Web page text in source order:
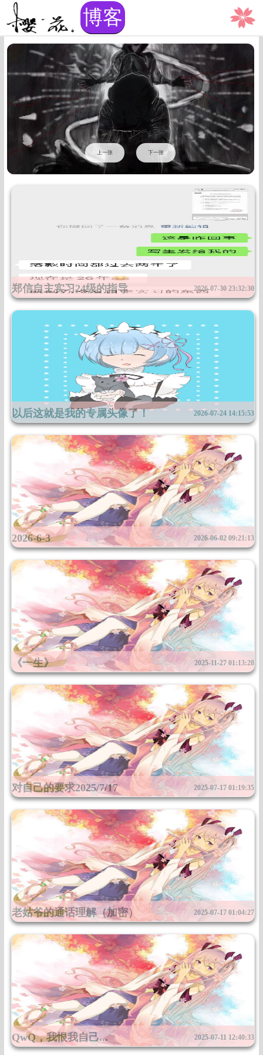
博客
上一张 下一张
郑信自主实习24级的指导 2026-07-30 23:32:30
以后这就是我的专属头像了！ 2026-07-24 14:15:53
2026-6-3 2026-06-02 09:21:13
2u6839462uu921692uur62662330u4462u683...
《一生》 2025-11-27 01:13:28
对自己的要求2025/7/17 2025-07-17 01:19:35
老姑爷的通话理解（加密） 2025-07-17 01:04:27
QwQ，我恨我自己... 2025-07-11 12:40:33